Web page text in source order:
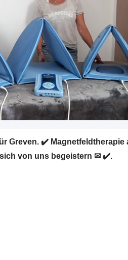
Greven. ✔️
sich von uns begeistern ✉ ✔️.